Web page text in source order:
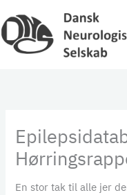
til
indholdet
En stor tak til alle jer